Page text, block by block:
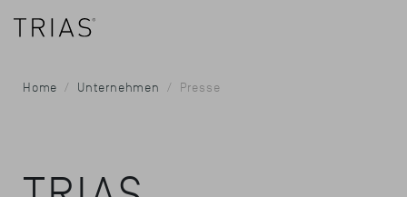
Home Unternehmen Presse